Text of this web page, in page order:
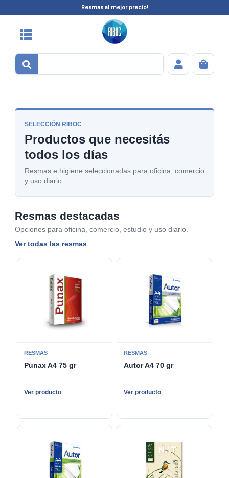
Resmas al mejor precio!
SELECCIÓN RIBOC
Productos que necesitás
todos los días
Resmas e higiene seleccionadas para oficina, comercio
y uso diario.
Resmas destacadas
Opciones para oficina, comercio, estudio y uso diario.
Ver todas las resmas
RESMAS
Punax A4 75 gr
Ver producto
RESMAS
Autor A4 70 gr
Ver producto